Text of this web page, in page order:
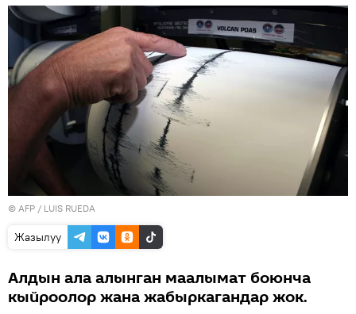
© AFP / LUIS RUEDA
Жазылуу
Алдын ала алынган маалымат боюнча
кыйроолор жана жабыркагандар жок.